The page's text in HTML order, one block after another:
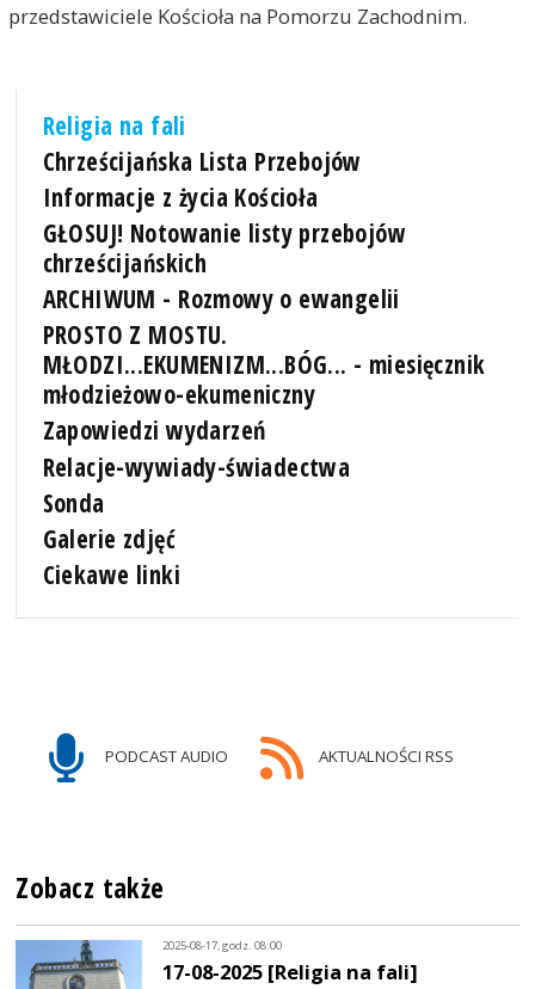
przedstawiciele Kościoła na Pomorzu Zachodnim.
Religia na fali
Chrześcijańska Lista Przebojów
Informacje z życia Kościoła
GŁOSUJ! Notowanie listy przebojów
chrześcijańskich
ARCHIWUM - Rozmowy o ewangelii
PROSTO Z MOSTU.
MŁODZI...EKUMENIZM...BÓG... - miesięcznik
młodzieżowo-ekumeniczny
Zapowiedzi wydarzeń
Relacje-wywiady-świadectwa
Sonda
Galerie zdjęć
Ciekawe linki
PODCAST AUDIO AKTUALNOŚCI RSS
Zobacz także
2025-08-17, godz. 08:00
17-08-2025 [Religia na fali]